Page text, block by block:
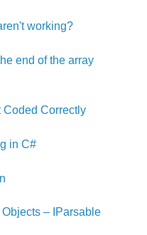
working?
end of the array
Coded Correctly
in C#
– IParsable